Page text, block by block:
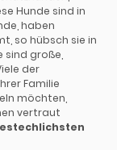
Hunde sind in
haben
so hübsch sie in
sind große,
der
Familie
möchten,
vertraut